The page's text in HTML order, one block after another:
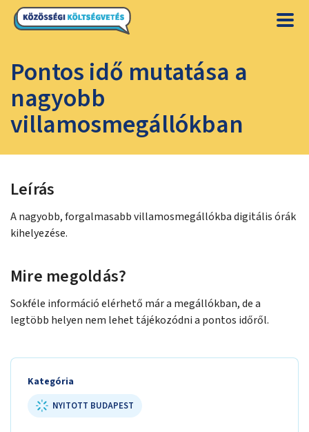
Pontos idő mutatása a
nagyobb
villamosmegállókban
Leírás
A nagyobb, forgalmasabb villamosmegállókba digitális órák
kihelyezése.
Mire megoldás?
Sokféle információ elérhető már a megállókban, de a
legtöbb helyen nem lehet tájékozódni a pontos időről.
Kategória
NYITOTT BUDAPEST